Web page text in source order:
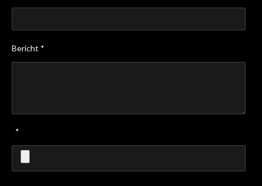
Bericht *
*